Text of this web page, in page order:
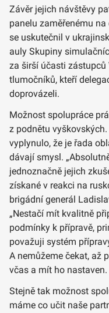
Závěr jejich návštěvy
panelu zaměřenému
se uskutečnil v
auly Skupiny
za širší účasti zástupců
tlumočníků, kteří
doprovázeli.
Možnost spolupráce
z podnětu
vyplynulo, že je řada
dávají smysl.
jednoznačně jejich
získané v reakci na
brigádní generál
„Nestačí mít kvalitně
podmínky k přípravě,
považuji systém
A nemůžeme čekat, až
včas a mít ho nastaven.
Stejně tak možnost
máme co učit naše